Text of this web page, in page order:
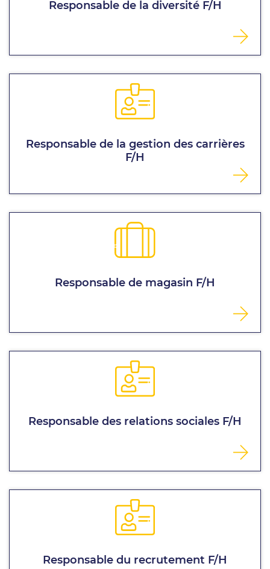
Responsable de la diversité F/H
Responsable de la gestion des carrières
F/H
Responsable de magasin F/H
Responsable des relations sociales F/H
Responsable du recrutement F/H